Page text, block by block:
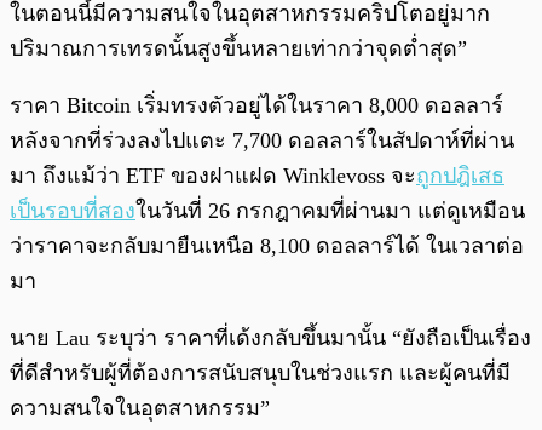
ในตอนนี้มีความสนใจในอุตสาหกรรมคริปโตอยู่มาก
ปริมาณการเทรดนั้นสูงขึ้นหลายเท่ากว่าจุดต่ำสุด”
ราคา Bitcoin เริ่มทรงตัวอยู่ได้ในราคา 8,000 ดอลลาร์
หลังจากที่ร่วงลงไปแตะ 7,700 ดอลลาร์ในสัปดาห์ที่ผ่าน
มา ถึงแม้ว่า ETF ของฝาแฝด Winklevoss จะถูกปฎิเสธ
เป็นรอบที่สองในวันที่ 26 กรกฎาคมที่ผ่านมา แต่ดูเหมือน
ว่าราคาจะกลับมายืนเหนือ 8,100 ดอลลาร์ได้ ในเวลาต่อ
มา
นาย Lau ระบุว่า ราคาที่เด้งกลับขึ้นมานั้น “ยังถือเป็นเรื่อง
ที่ดีสำหรับผู้ที่ต้องการสนับสนุบในช่วงแรก และผู้คนที่มี
ความสนใจในอุตสาหกรรม”